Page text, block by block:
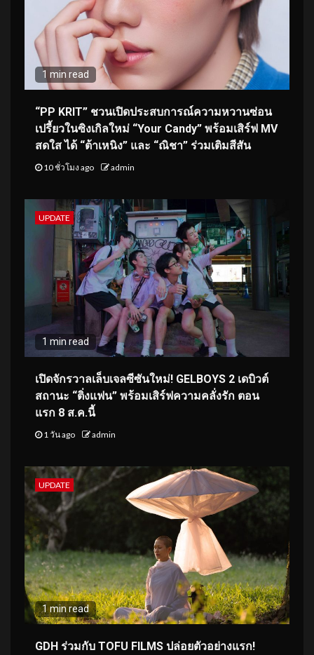
1 min read
“PP KRIT” ชวนเปิดประสบการณ์ความหวานซ่อน
เปรี้ยวในซิงเกิลใหม่ “Your Candy” พร้อมเสิร์ฟ MV
สดใส ได้ “ต้าเหนิง” และ “ณิชา” ร่วมเติมสีสัน
10 ชั่วโมง ago admin
UPDATE
1 min read
เปิดจักรวาลเล็บเจลซีซันใหม่! GELBOYS 2 เดบิวต์
สถานะ “ติ่งแฟน” พร้อมเสิร์ฟความคลั่งรัก ตอน
แรก 8 ส.ค.นี้
1 วัน ago admin
UPDATE
1 min read
GDH ร่วมกับ TOFU FILMS ปล่อยตัวอย่างแรก!